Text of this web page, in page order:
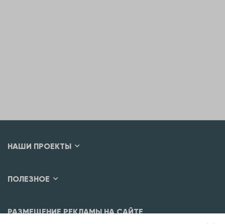
НАШИ ПРОЕКТЫ
ПОЛЕЗНОЕ
РАЗМЕЩЕНИЕ РЕКЛАМЫ НА САЙТЕ